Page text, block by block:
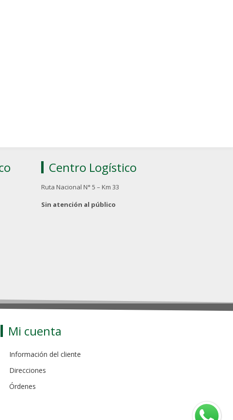
Centro Logístico
Ruta Nacional N° 5 – Km 33
Sin atención al público
Mi cuenta
Información del cliente
Direcciones
Órdenes